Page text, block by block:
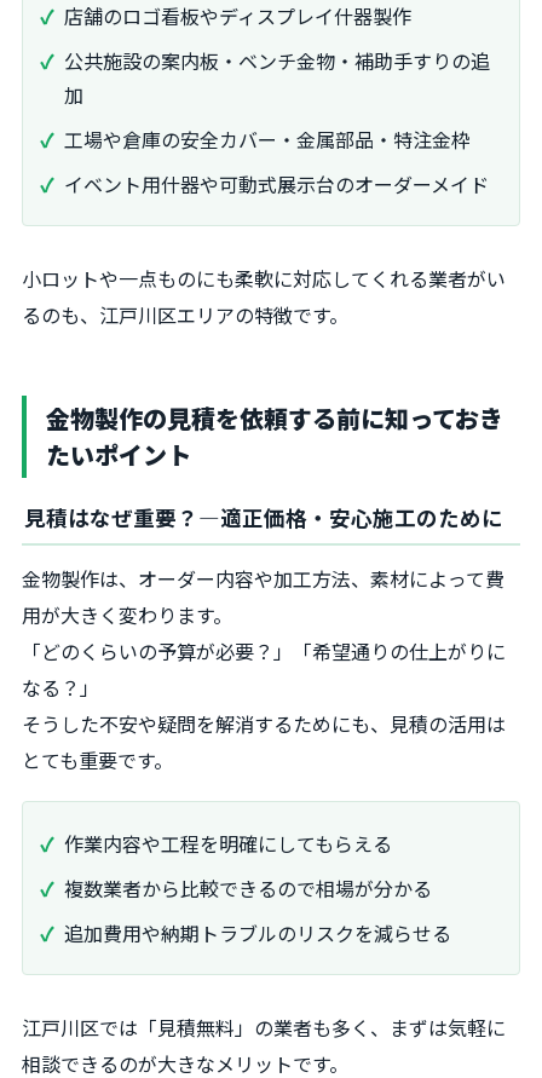
店舗のロゴ看板やディスプレイ什器製作
公共施設の案内板・ベンチ金物・補助手すりの追
加
工場や倉庫の安全カバー・金属部品・特注金枠
イベント用什器や可動式展示台のオーダーメイド
小ロットや一点ものにも柔軟に対応してくれる業者がい
るのも、江戸川区エリアの特徴です。
金物製作の見積を依頼する前に知っておき
たいポイント
見積はなぜ重要？―適正価格・安心施工のために
金物製作は、オーダー内容や加工方法、素材によって費
用が大きく変わります。
「どのくらいの予算が必要？」「希望通りの仕上がりに
なる？」
そうした不安や疑問を解消するためにも、見積の活用は
とても重要です。
作業内容や工程を明確にしてもらえる
複数業者から比較できるので相場が分かる
追加費用や納期トラブルのリスクを減らせる
江戸川区では「見積無料」の業者も多く、まずは気軽に
相談できるのが大きなメリットです。